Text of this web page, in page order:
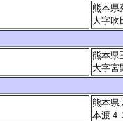
熊本県
大字吹
熊本県
大字宮
熊本県
本渡４